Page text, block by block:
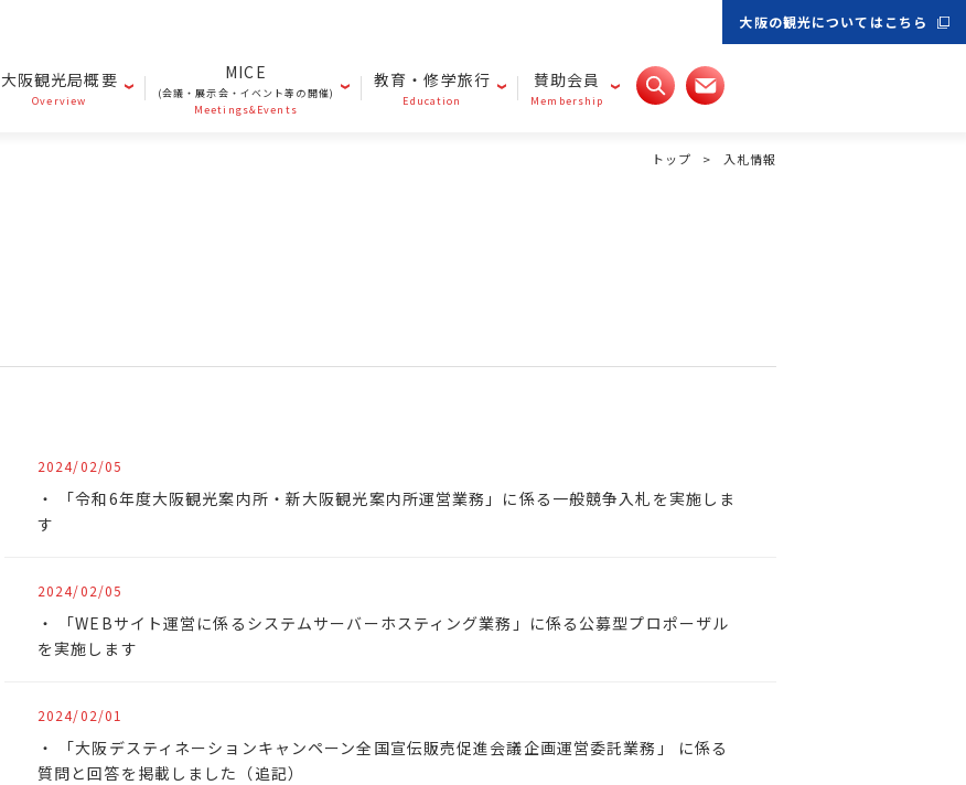
大阪の観光についてはこちら
大阪観光局概要
Overview
MICE
(会議・展示会・イベント等の開催)
Meetings&Events
教育・修学旅行
Education
賛助会員
Membership
トップ 入札情報
2024/02/05
「令和6年度大阪観光案内所・新大阪観光案内所運営業務」に係る一般競争入札を実施しま
す
2024/02/05
「WEBサイト運営に係るシステムサーバーホスティング業務」に係る公募型プロポーザル
を実施します
2024/02/01
「大阪デスティネーションキャンペーン全国宣伝販売促進会議企画運営委託業務」 に係る
質問と回答を掲載しました（追記）